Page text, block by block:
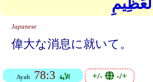
Japanese
偉大な消息に就いて。
Ayah 78:3 الأية +/- -/+